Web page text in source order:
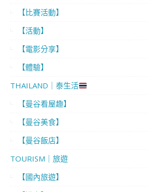
【比賽活動】
【活動】
【電影分享】
【體驗】
THAILAND｜泰生活
【曼谷看屋趣】
【曼谷美食】
【曼谷飯店】
TOURISM｜旅遊
【國內旅遊】